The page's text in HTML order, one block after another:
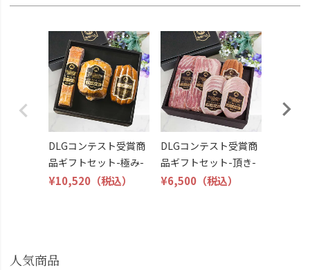
DLGコンテスト受賞商
品ギフトセット-極み-
¥10,520 （税込）
DLGコンテスト受賞商
品ギフトセット-頂き-
¥6,500 （税込）
人気商品